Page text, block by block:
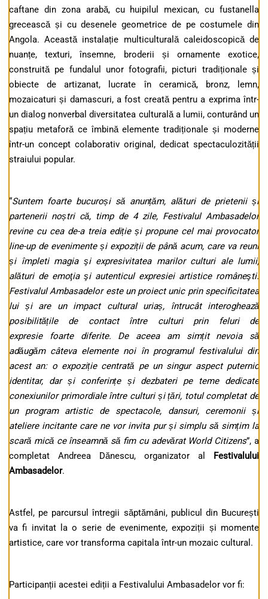
caftane din zona arabă, cu huipilul mexican, cu fustanella
grecească și cu desenele geometrice de pe costumele din
Angola. Această instalație multiculturală caleidoscopică de
nuanțe, texturi, însemne, broderii și ornamente exotice,
construită pe fundalul unor fotografii, picturi tradiționale și
obiecte de artizanat, lucrate în ceramică, bronz, lemn,
mozaicaturi și damascuri, a fost creată pentru a exprima într-
un dialog nonverbal diversitatea culturală a lumii, conturând un
spațiu metaforă ce îmbină elemente tradiționale și moderne
într-un concept colaborativ original, dedicat spectaculozității
straiului popular.
“Suntem foarte bucuroși să anunțăm, alături de prietenii și
partenerii noștrică, timp de 4 zile, Festivalul Ambasadelor
revine cu cea de-a treia ediție și propune cel mai provocator
line-up de evenimente și expoziții de până acum, care va reuni
și împleti magia şi expresivitatea marilor culturiale lumii,
alături de emoţia şi autenticul expresiei artistice româneşti.
Festivalul Ambasadelor este un proiect unic prin specificitatea
lui și are un impact cultural uriaș, întrucât interoghează
posibilitățile de contact între culturi prin feluri de
expresie foarte diferite. De aceea am simțit nevoia să
adăugăm câteva elemente noi în programul festivalului din
acest an: o expoziție centrată pe un singur aspect puternic
identitar, dar și conferințe și dezbateri pe teme dedicate
conexiunilor primordiale între culturi și țări, totul completat de
un program artistic de spectacole, dansuri, ceremonii și
ateliere incitante care ne vor invita pur și simplu să simțim la
scară mică ce înseamnă să fim cu adevărat World Citizens”, a
completat Andreea Dănescu, organizator al Festivalului
Ambasadelor.
Astfel, pe parcursul întregii săptămâni, publicul din București
va fi invitat la o serie de evenimente, expoziții și momente
artistice, care vor transforma capitala într-un mozaic cultural.
Participanții acestei ediții a Festivalului Ambasadelor vor fi: